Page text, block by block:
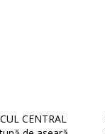
CENTRAL